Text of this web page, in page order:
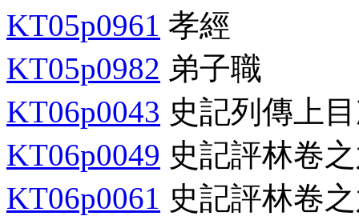
KT05p0961 孝經
KT05p0982 弟子職
KT06p0043 史記列傳上
KT06p0049 史記評林卷
KT06p0061 史記評林卷